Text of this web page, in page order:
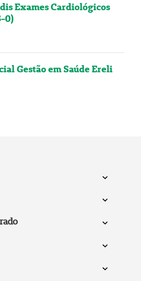
Exames Cardiológicos
0)
Gestão em Saúde Ereli